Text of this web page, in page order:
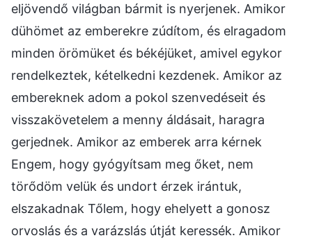
eljövendő világban bármit is nyerjenek. Amikor
dühömet az emberekre zúdítom, és elragadom
minden örömüket és békéjüket, amivel egykor
rendelkeztek, kételkedni kezdenek. Amikor az
embereknek adom a pokol szenvedéseit és
visszakövetelem a menny áldásait, haragra
gerjednek. Amikor az emberek arra kérnek
Engem, hogy gyógyítsam meg őket, nem
törődöm velük és undort érzek irántuk,
elszakadnak Tőlem, hogy ehelyett a gonosz
orvoslás és a varázslás útját keressék. Amikor